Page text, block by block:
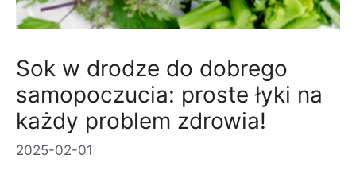
Sok w drodze do dobrego
samopoczucia: proste łyki na
każdy problem zdrowia!
2025-02-01